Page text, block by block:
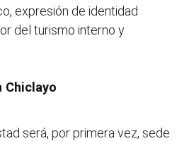
expresión de identidad
del turismo interno y
Chiclayo
será, por primera vez, sede